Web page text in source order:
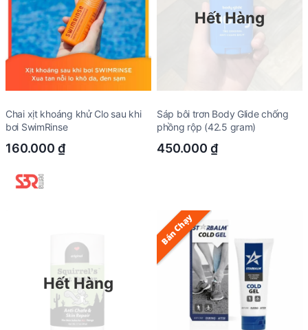
Chai xịt khoáng khử Clo sau khi
bơi SwimRinse
160.000 ₫
Hết Hàng
Sáp bôi trơn Body Glide chống
phồng rộp (42.5 gram)
450.000 ₫
Hết Hàng
Bán Chạy